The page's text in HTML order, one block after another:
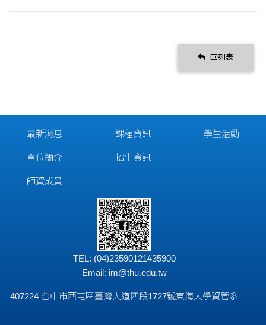
回列表
最新消息
單位簡介
師資成員
課程資訊
招生資訊
學生活動
TEL: (04)23590121#35900
Email: im@thu.edu.tw
407224 台中市西屯區臺灣大道四段1727號東海大學資管系